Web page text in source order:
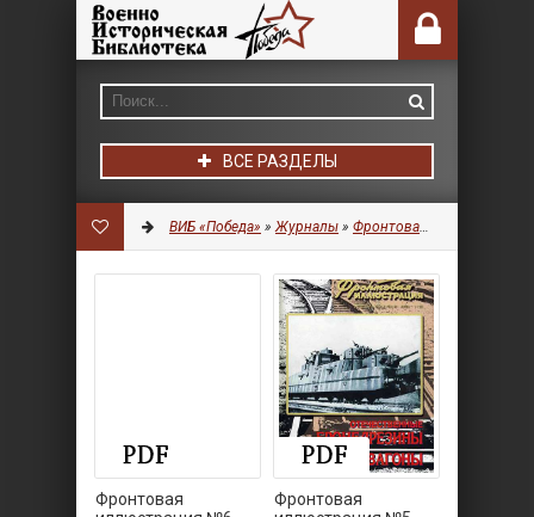
ВСЕ РАЗДЕЛЫ
ВИБ «Победа» »Журналы » Фронтовая иллюстрация
Фронтовая
Фронтовая